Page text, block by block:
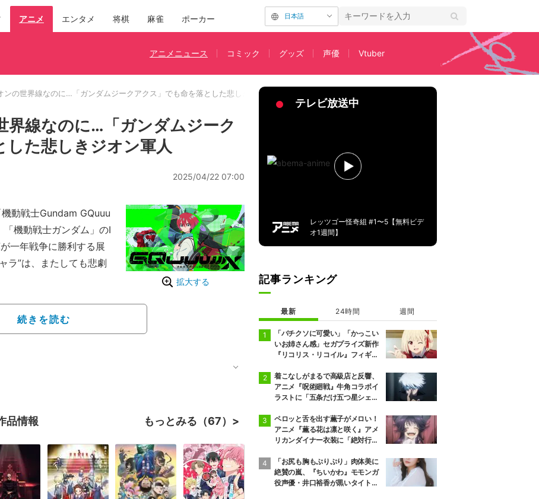
アニメ エンタメ 将棋 麻雀 ポーカー 日本語
アニメニュース コミック グッズ 声優 Vtuber
ンの世界線なのに…「ガンダムジークアクス」でも命を落とした悲しきジオン軍人
界線なのに…「ガンダムジーク
した悲しきジオン軍人
2025/04/22 07:00
拡大する
動戦士Gundam GQuuu
機動戦士ガンダム」のI
一年戦争に勝利する展
ラ”は、またしても悲劇
新祐樹）を中心に「機動
れた。「ジークアク
キャラが生存している
続きを読む
品情報 もっとみる（67）
テレビ放送中
レッツゴー怪奇組 #1〜5【無料ビデ
オ1週間】
記事ランキング
最新 24時間 週間
「バチクソに可愛い」「かっこい
いお姉さん感」セガプライズ新作
『リコリス・リコイル』フィギュ
着こなしがまるで高級店と反響、
アニメ『呪術廻戦』牛角コラボイ
ラストに「五条だけ五つ星シェ
ペロッと舌を出す薫子がメロい！
アニメ『薫る花は凛と咲く』アメ
リカンダイナー衣装に「絶対行き
「お尻も胸もぷりぷり」肉体美に
絶賛の嵐、『ちいかわ』モモンガ
役声優・井口裕香が黒いタイトウ